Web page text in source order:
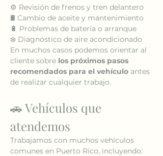
⚙️ Revisión de frenos y tren delantero
🛢 Cambio de aceite y mantenimiento
🔋 Problemas de batería o arranque
❄️ Diagnóstico de aire acondicionado
En muchos casos podemos orientar al
cliente sobre los próximos pasos
recomendados para el vehículo antes
de realizar cualquier trabajo.
🚗 Vehículos que
atendemos
Trabajamos con muchos vehículos
comunes en Puerto Rico, incluyendo: